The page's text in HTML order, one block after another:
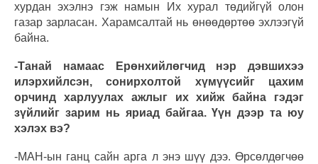
хурдан эхэлнэ гэж намын Их хурал төдийгүй олон
газар зарласан. Харамсалтай нь өнөөдөртөө эхлээгүй
байна.
-Танай намаас Ерөнхийлөгчид нэр дэвшихээ
илэрхийлсэн, сонирхолтой хүмүүсийг цахим
орчинд харлуулах ажлыг их хийж байна гэдэг
зүйлийг зарим нь яриад байгаа. Үүн дээр та юу
хэлэх вэ?
-МАН-ын ганц сайн арга л энэ шүү дээ. Өрсөлдөгчөө